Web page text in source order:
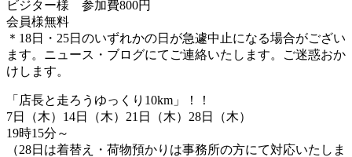
ビジター様 参加費800円
会員様無料
＊18日・25日のいずれかの日が急遽中止になる場合がござい
ます。ニュース・ブログにてご連絡いたします。ご迷惑おか
けします。
「店長と走ろうゆっくり10km」！！
7日（木）14日（木）21日（木）28日（木）
19時15分～
（28日は着替え・荷物預かりは事務所の方にて対応いたしま